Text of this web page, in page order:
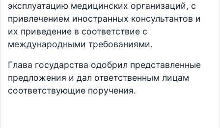
эксплуатацию медицинских организаций, с
привлечением иностранных консультантов и
их приведение в соответствие с
международными требованиями.
Глава государства одобрил представленные
предложения и дал ответственным лицам
соответствующие поручения.